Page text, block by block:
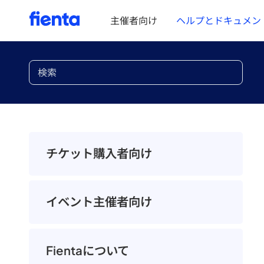
主催者向け ヘルプとドキュメン
チケット購入者向け
イベント主催者向け
Fientaについて